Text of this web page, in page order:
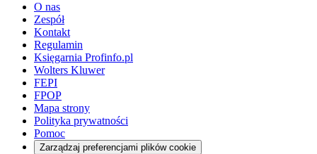
O nas
Zespół
Kontakt
Regulamin
Księgarnia Profinfo.pl
Wolters Kluwer
FEPI
FPOP
Mapa strony
Polityka prywatności
Pomoc
Zarządzaj preferencjami plików cookie